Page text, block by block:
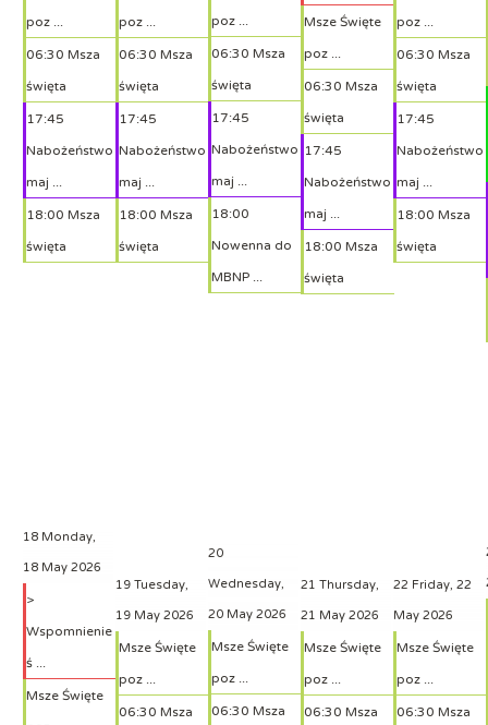
poz ...
06:30 Msza
święta
17:45
Nabożeństwo
maj ...
18:00 Msza
święta
poz ...
06:30 Msza
święta
17:45
Nabożeństwo
maj ...
18:00 Msza
święta
poz ...
06:30 Msza
święta
17:45
Nabożeństwo
maj ...
18:00
Nowenna do
MBNP ...
Msze Święte
poz ...
06:30 Msza
święta
17:45
Nabożeństwo
maj ...
18:00 Msza
święta
poz ...
06:30 Msza
święta
17:45
Nabożeństwo
maj ...
18:00 Msza
święta
18 Monday,
18 May 2026
>
Wspomnienie
ś ...
Msze Święte
19 Tuesday,
19 May 2026
Msze Święte
poz ...
06:30 Msza
20
Wednesday,
20 May 2026
Msze Święte
poz ...
06:30 Msza
21 Thursday,
21 May 2026
Msze Święte
poz ...
06:30 Msza
22 Friday, 22
May 2026
Msze Święte
poz ...
06:30 Msza